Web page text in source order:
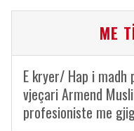
ME
E kryer/ Hap i
vjeçari Armend
profesioniste me